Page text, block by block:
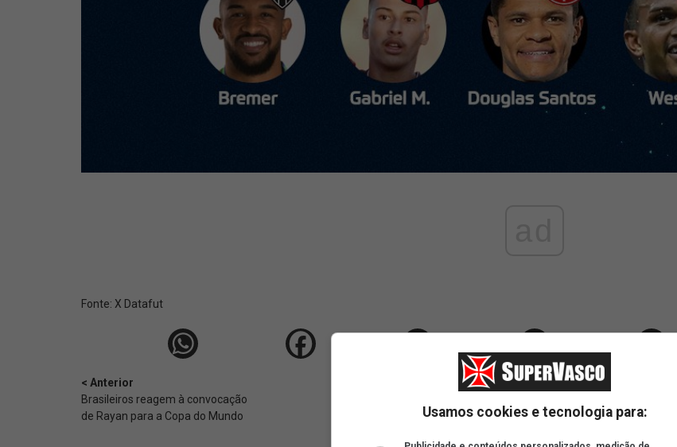
Fonte: X Datafut
< Anterior
Brasileiros reagem à convocação
de Rayan para a Copa do Mundo
Usamos cookies e tecnologia para: